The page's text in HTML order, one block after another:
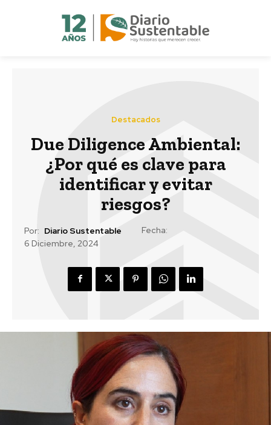
Destacados
Due Diligence Ambiental:
¿Por qué es clave para
identificar y evitar
riesgos?
Por: Diario Sustentable
Fecha:
6 Diciembre, 2024